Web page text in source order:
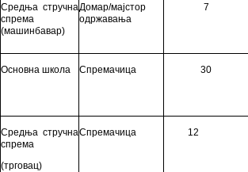
Средња стручна
спрема
(машинбавар)
Домар/мајстор
одржавања
7
Основна школа Спремачица 30
Средња стручна
спрема
(трговац)
Спремачица 12